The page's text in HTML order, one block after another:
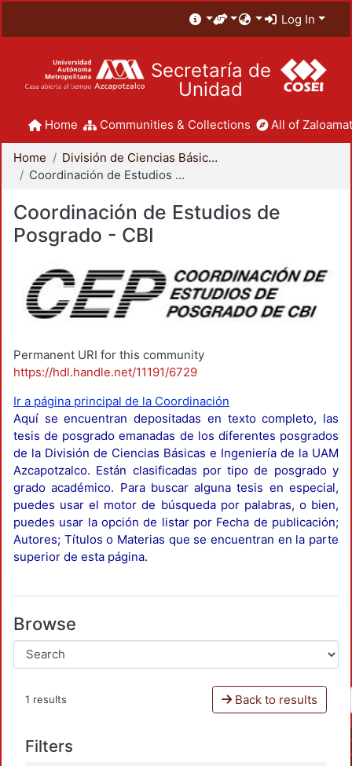
Log In
Secretaría de
Unidad
Home Communities & Collections All of
Home
División de Ciencias Básicas e Ingeniería
Coordinación de Estudios de Posgrado - CBI
Coordinación de Estudios de
Posgrado - CBI
Permanent URI for this community
https://hdl.handle.net/11191/6729
Ir a página principal de la Coordinación
Aquí se encuentran depositadas en texto completo, las
tesis de posgrado emanadas de los diferentes posgrados
de la División de Ciencias Básicas e Ingeniería de la UAM
Azcapotzalco. Están clasificadas por tipo de posgrado y
grado académico. Para buscar alguna tesis en especial,
puedes usar el motor de búsqueda por palabras, o bien,
puedes usar la opción de listar por Fecha de publicación;
Autores; Títulos o Materias que se encuentran en la parte
superior de esta página.
Browse
1 results Back to results
Filters